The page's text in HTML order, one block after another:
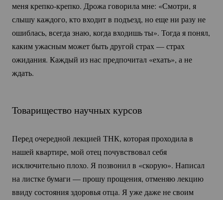
менякрепко-крепко. Дрожа говорила мне: «Смотри, я
слышу каждого, кто входит в подъезд, но еще ни разу не
ошиблась, всегда знаю, когда входишь ты». Тогда я понял,
каким ужасным может быть другой страх — страх
ожидания. Каждый из нас предпочитал «ехать», а не
ждать.
Товарищество научных курсов
Перед очередной лекцией ТНК, которая проходила в
нашей квартире, мой отец почувствовал себя
исключительно плохо. Я позвонил в «скорую». Написал
на листке бумаги — прошу прощения, отменяю лекцию
ввиду состояния здоровья отца. Я уже даже не своим